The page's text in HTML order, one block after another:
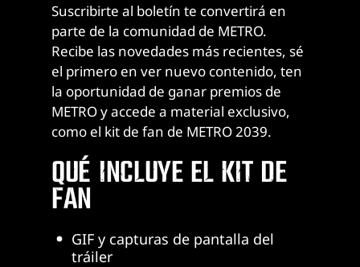
Suscribirte al boletín te convertirá en
parte de la comunidad de METRO.
Recibe las novedades más recientes, sé
el primero en ver nuevo contenido, ten
la oportunidad de ganar premios de
METRO y accede a material exclusivo,
como el kit de fan de METRO 2039.
QUÉ INCLUYE EL KIT DE
FAN
GIF y capturas de pantalla del
tráiler